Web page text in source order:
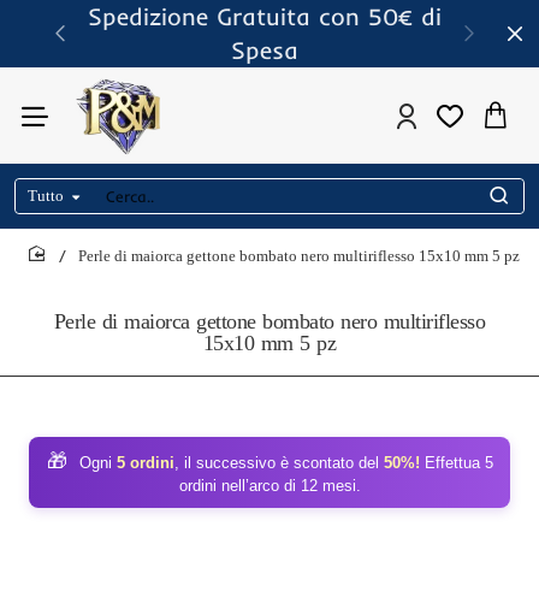
Spedizione Gratuita con 50€ di
Spesa
Tutto
Cerca..
Perle di maiorca gettone bombato nero multiriflesso
15x10 mm 5 pz
Perle di maiorca gettone bombato nero multiriflesso 15x10 mm 5 pz
🎁 Ogni 5 ordini, il successivo è scontato del 50%! Effettua 5
ordini nell’arco di 12 mesi.